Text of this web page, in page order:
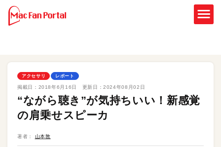
アクセサリ レポート
掲載日： 2018年6月16日 更新日：2024年08月02日
“ながら聴き”が気持ちいい！新感覚
の肩乗せスピーカ
著者： 山本敦